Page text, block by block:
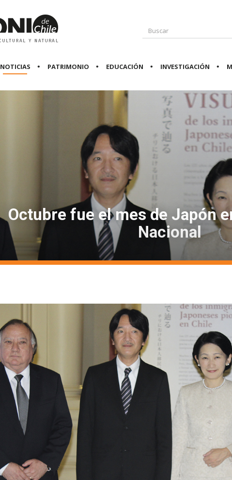
NOTICIAS PATRIMONIO EDUCACIÓN INVESTIGACIÓN
Octubre fue el mes de Japón
Nacional